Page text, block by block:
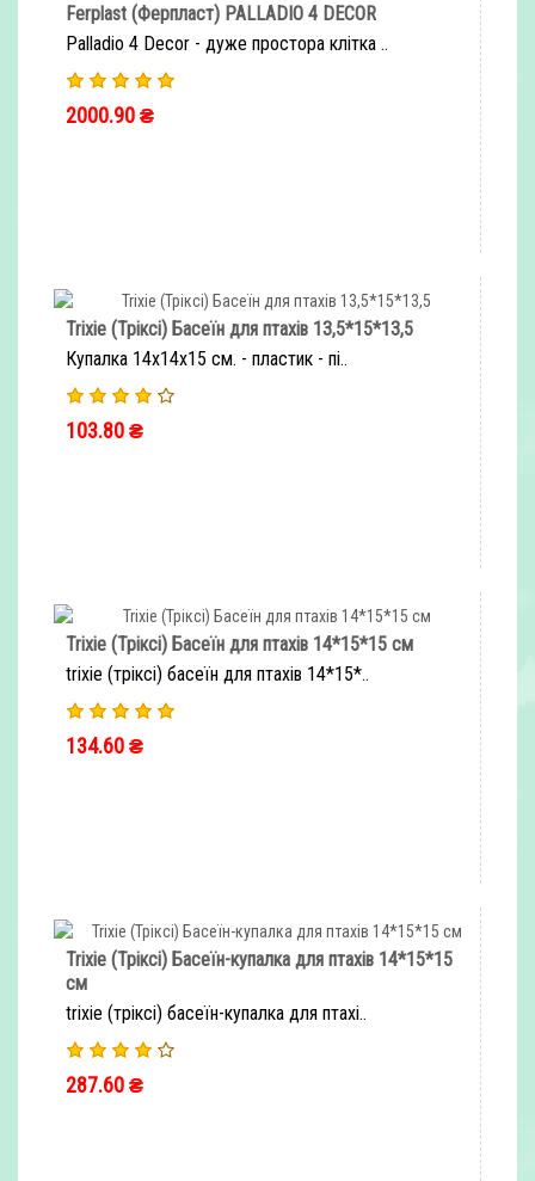
Ferplast (Ферпласт) PALLADIO 4 DECOR
Palladio 4 Decor - дуже простора клітка ..
2000.90 ₴
Trixie (Тріксі) Басеїн для птахів 13,5*15*13,5
Купалка 14х14х15 см. - пластик - пі..
103.80 ₴
Trixie (Тріксі) Басеїн для птахів 14*15*15 см
trixie (тріксі) басеїн для птахів 14*15*..
134.60 ₴
Trixie (Тріксі) Басеїн-купалка для птахів 14*15*15
см
trixie (тріксі) басеїн-купалка для птахі..
287.60 ₴